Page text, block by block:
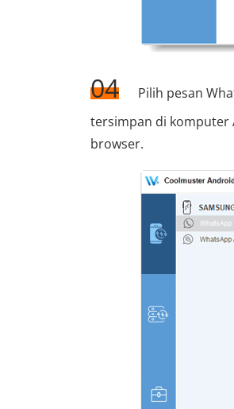
04 Pilih pesan
tersimpan di komputer
browser.